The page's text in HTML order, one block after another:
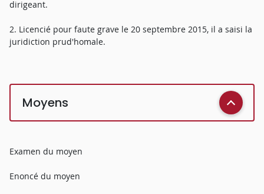
dirigeant.
2. Licencié pour faute grave le 20 septembre 2015, il a saisi la
juridiction prud'homale.
Moyens
Examen du moyen
Enoncé du moyen